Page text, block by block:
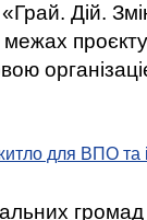
«Грай. Дій.
межах
житло для ВПО
громад